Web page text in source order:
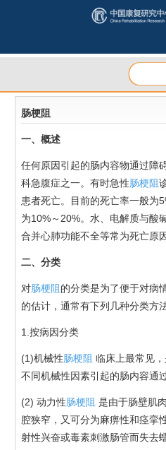
肠梗阻
一、概述
任何原因引起的肠内容物通过障
科急腹症之一。有时急性肠梗阻
患者死亡。目前的死亡率一般为
为10%～20%。水、电解质与酸
合并心肺功能不全等常为死亡原因
二、分类
对肠梗阻的分类是为了便于对病
的估计，通常有下列几种分类方法
1.按病因分类
(1)机械性肠梗阻 临床上最常见
不同机械性因素引起的肠内容通
(2) 动力性肠梗阻 是由于肠壁肌
腔狭窄，又可分为麻痹性和痉挛
射性兴奋或毒素刺激肠管而失去